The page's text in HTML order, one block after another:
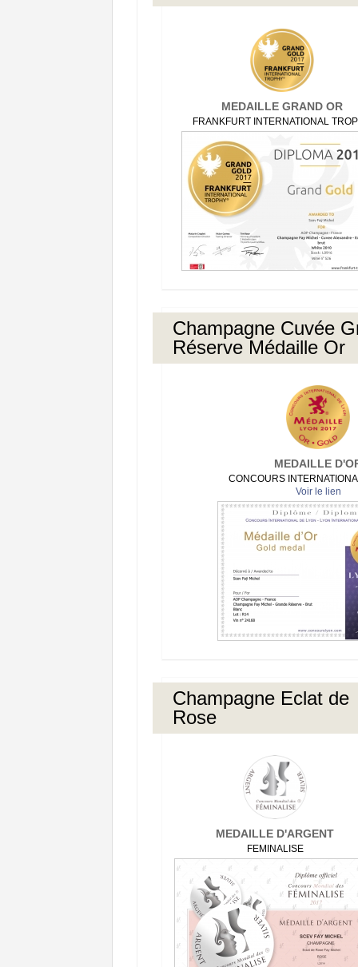
MEDAILLE GRAND OR
FRANKFURT INTERNATIONAL
Champagne Cuvée
Réserve Médaille Or
MEDAILLE
CONCOURS
Voir le lien
Champagne Eclat de
Rose
MEDAILLE D'ARGENT
FEMINALISE